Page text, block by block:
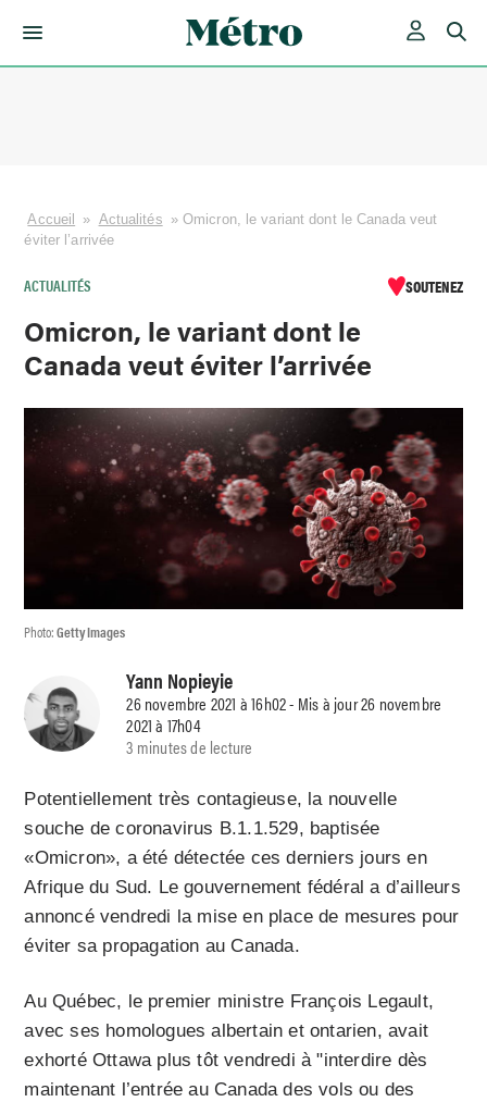
Accueil » Actualités » Omicron, le variant dont le Canada veut
éviter l’arrivée
ACTUALITÉS SOUTENEZ
Omicron, le variant dont le
Canada veut éviter l’arrivée
Photo:Getty Images
Yann Nopieyie
26 novembre 2021 à 16h02 - Mis à jour 26 novembre
2021 à 17h04
3 minutes de lecture
Potentiellement très contagieuse, la nouvelle
souche de coronavirus B.1.1.529, baptisée
«Omicron», a été détectée ces derniers jours en
Afrique du Sud. Le gouvernement fédéral a d’ailleurs
annoncé vendredi la mise en place de mesures pour
éviter sa propagation au Canada.
Au Québec, le premier ministre François Legault,
avec ses homologues albertain et ontarien,avait
exhorté Ottawa plus tôt vendredi à interdire dès
maintenant l’entrée au Canada des vols ou des